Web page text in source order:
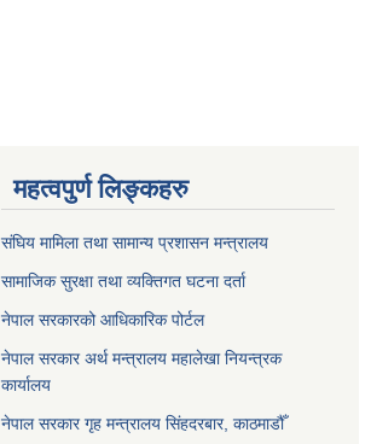
महत्वपुर्ण लिङ्कहरु
संघिय मामिला तथा सामान्य प्रशासन मन्त्रालय
सामाजिक सुरक्षा तथा व्यक्तिगत घटना दर्ता
नेपाल सरकारको आधिकारिक पोर्टल
नेपाल सरकार अर्थ मन्त्रालय महालेखा नियन्त्रक
कार्यालय
नेपाल सरकार गृह मन्त्रालय सिंहदरबार, काठमाडौँ